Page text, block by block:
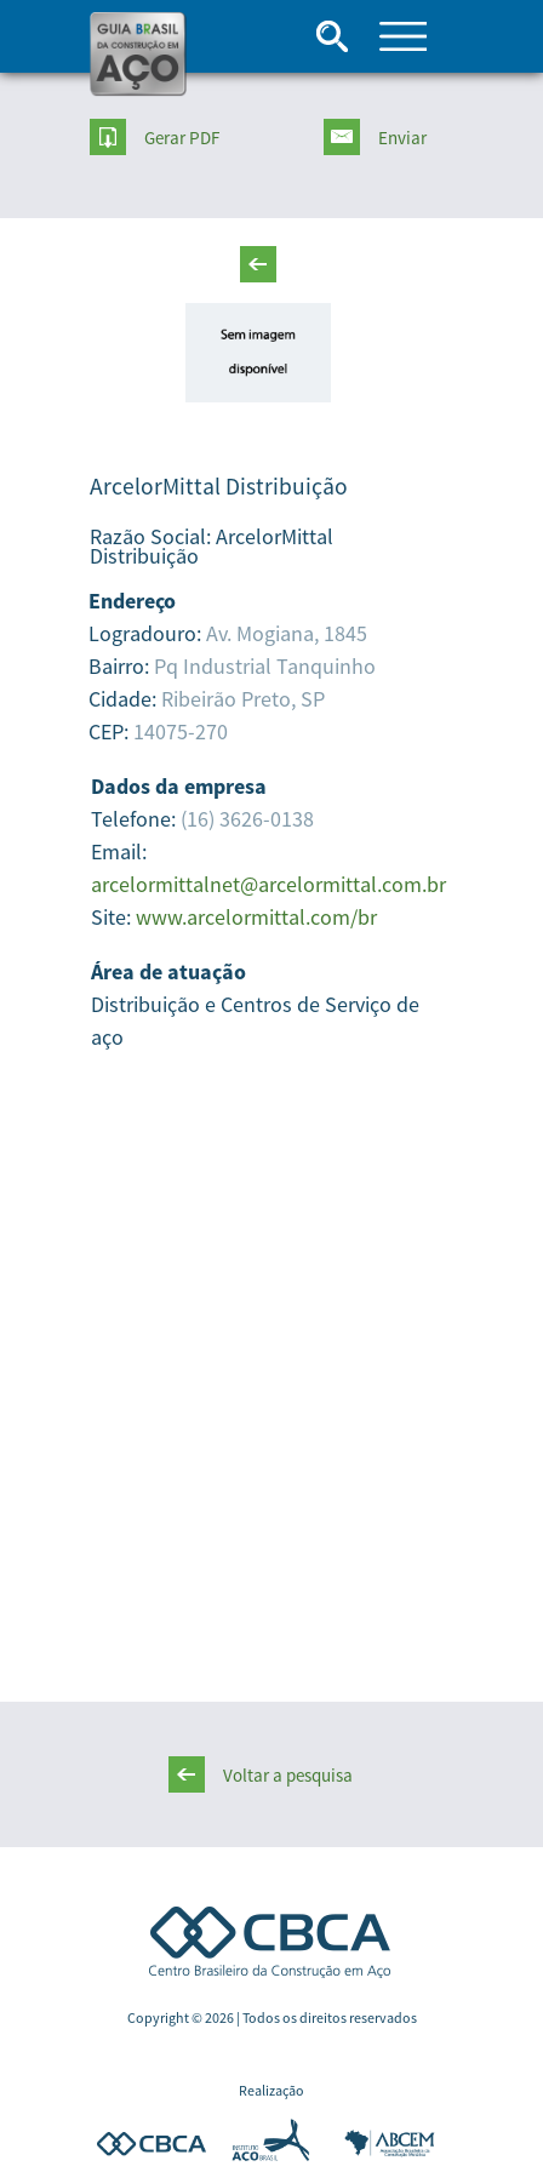
Gerar PDF Enviar
ArcelorMittal Distribuição
Razão Social:ArcelorMittal
Distribuição
Endereço
Logradouro:Av. Mogiana, 1845
Bairro: Pq Industrial Tanquinho
Cidade: Ribeirão Preto, SP
CEP: 14075-270
Dados da empresa
Telefone: (16) 3626-0138
Email:
arcelormittalnet@arcelormittal.com.br
Site:www.arcelormittal.com/br
Área de atuação
Distribuição e Centros de Serviço de
aço
Voltar a pesquisa
Copyright © 2026 | Todos os direitos reservados
Realização